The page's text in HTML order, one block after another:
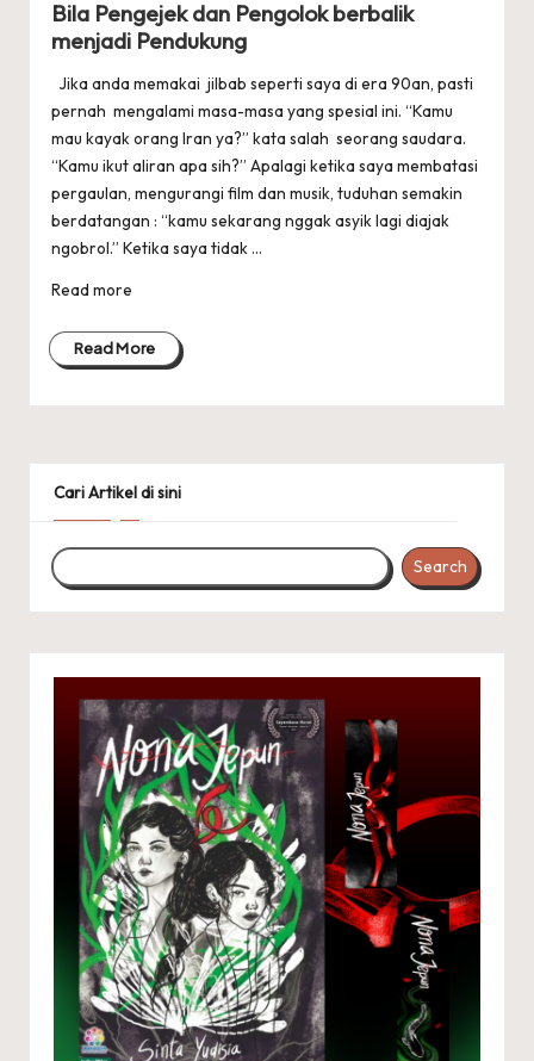
Bila Pengejek dan Pengolok berbalik
menjadi Pendukung
Jika anda memakai jilbab seperti saya di era 90an, pasti
pernah mengalami masa-masa yang spesial ini. “Kamu
mau kayak orang Iran ya?” kata salah seorang saudara.
“Kamu ikut aliran apa sih?” Apalagi ketika saya membatasi
pergaulan, mengurangi film dan musik, tuduhan semakin
berdatangan : “kamu sekarang nggak asyik lagi diajak
ngobrol.” Ketika saya tidak ...
Read more
Read More
Cari Artikel di sini
Search